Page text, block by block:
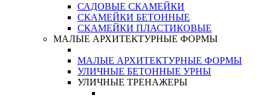
САДОВЫЕ СКАМЕЙКИ
СКАМЕЙКИ БЕТОННЫЕ
СКАМЕЙКИ ПЛАСТИКОВЫЕ
МАЛЫЕ АРХИТЕКТУРНЫЕ ФОРМЫ
МАЛЫЕ АРХИТЕКТУРНЫЕ ФОРМЫ
УЛИЧНЫЕ БЕТОННЫЕ УРНЫ
УЛИЧНЫЕ ТРЕНАЖЕРЫ